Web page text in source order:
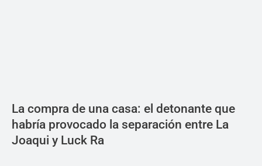
La compra de una casa: el detonante que
habría provocado la separación entre La
Joaqui y Luck Ra